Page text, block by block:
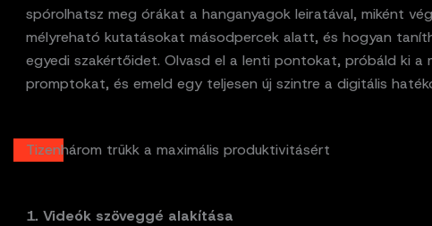
spórolhatsz meg órákat a hanganyagok leiratával, miként
mélyreható kutatásokat másodpercek alatt, és hogyan
egyedi szakértőidet. Olvasd el a lenti pontokat, próbáld ki a
promptokat, és emeld egy teljesen új szintre a digitális
Tizenhárom trükk a maximális produktivitásért
1. Videók szöveggé alakítása